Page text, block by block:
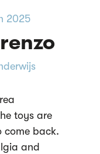
2025
toys are
come back.
and